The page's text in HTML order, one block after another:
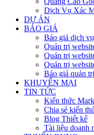
Dịch Vụ Xác
DỰ ÁN
BÁO GIÁ
Báo giá dịch
Quản trị
Quản trị
Quản trị
Báo giá quản
KHUYẾN MẠI
TIN TỨC
Kiến thức
Chia sẻ kiến
Blog Thiết kế
Tài liệu doanh